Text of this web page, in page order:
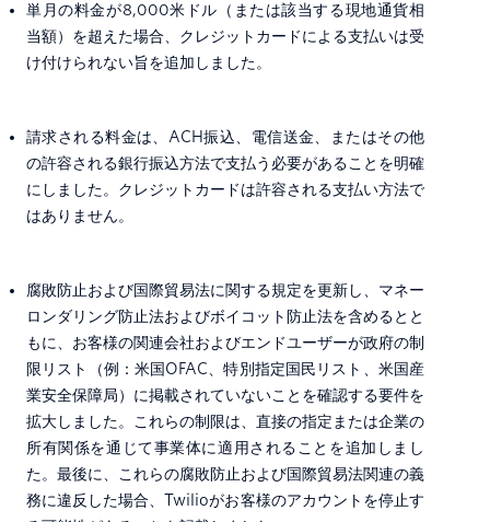
単月の料金が8,000米ドル（または該当する現地通貨相
当額）を超えた場合、クレジットカードによる支払いは受
け付けられない旨を追加しました。
請求される料金は、ACH振込、電信送金、またはその他
の許容される銀行振込方法で支払う必要があることを明確
にしました。クレジットカードは許容される支払い方法で
はありません。
腐敗防止および国際貿易法に関する規定を更新し、マネー
ロンダリング防止法およびボイコット防止法を含めるとと
もに、お客様の関連会社およびエンドユーザーが政府の制
限リスト（例：米国OFAC、特別指定国民リスト、米国産
業安全保障局）に掲載されていないことを確認する要件を
拡大しました。これらの制限は、直接の指定または企業の
所有関係を通じて事業体に適用されることを追加しまし
た。最後に、これらの腐敗防止および国際貿易法関連の義
務に違反した場合、Twilioがお客様のアカウントを停止す